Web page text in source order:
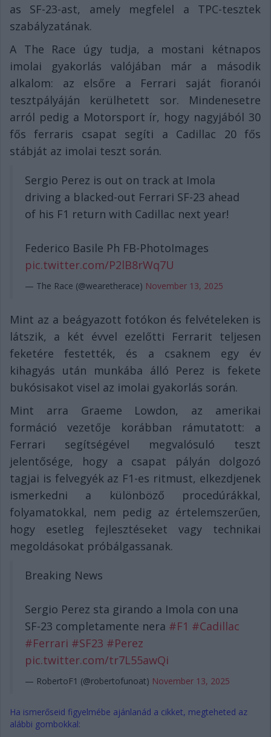
as SF-23-ast, amely megfelel a TPC-tesztek
szabályzatának.
A The Race úgy tudja, a mostani kétnapos
imolai gyakorlás valójában már a második
alkalom: az elsőre a Ferrari saját fioranói
tesztpályáján kerülhetett sor. Mindenesetre
arról pedig a Motorsport ír, hogy nagyjából 30
fős ferraris csapat segíti a Cadillac 20 fős
stábját az imolai teszt során.
Sergio Perez is out on track at Imola
driving a blacked-out Ferrari SF-23 ahead
of his F1 return with Cadillac next year!
Federico Basile Ph FB-PhotoImages
pic.twitter.com/P2lB8rWq7U
— The Race (@wearetherace) November 13, 2025
Mint az a beágyazott fotókon és felvételeken is
látszik, a két évvel ezelőtti Ferrarit teljesen
feketére festették, és a csaknem egy év
kihagyás után munkába álló Perez is fekete
bukósisakot visel az imolai gyakorlás során.
Mint arra Graeme Lowdon, az amerikai
formáció vezetője korábban rámutatott: a
Ferrari segítségével megvalósuló teszt
jelentősége, hogy a csapat pályán dolgozó
tagjai is felvegyék az F1-es ritmust, elkezdjenek
ismerkedni a különböző procedúrákkal,
folyamatokkal, nem pedig az értelemszerűen,
hogy esetleg fejlesztéseket vagy technikai
megoldásokat próbálgassanak.
Breaking News
Sergio Perez sta girando a Imola con una
SF-23 completamente nera #F1 #Cadillac
#Ferrari #SF23 #Perez
pic.twitter.com/tr7L55awQi
— RobertoF1 (@robertofunoat) November 13, 2025
Ha ismerőseid figyelmébe ajánlanád a cikket, megteheted az
alábbi gombokkal: